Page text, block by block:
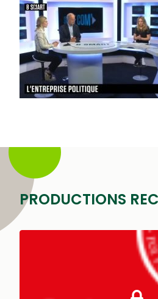
PRODUCTIONS